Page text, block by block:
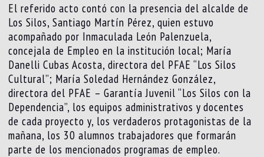
El referido acto contó con la presencia del alcalde de
Los Silos, Santiago Martín Pérez, quien estuvo
acompañado por Inmaculada León Palenzuela,
concejala de Empleo en la institución local; María
Danelli Cubas Acosta, directora del PFAE “Los Silos
Cultural”; María Soledad Hernández González,
directora del PFAE – Garantía Juvenil “Los Silos con la
Dependencia”, los equipos administrativos y docentes
de cada proyecto y, los verdaderos protagonistas de la
mañana, los 30 alumnos trabajadores que formarán
parte de los mencionados programas de empleo.